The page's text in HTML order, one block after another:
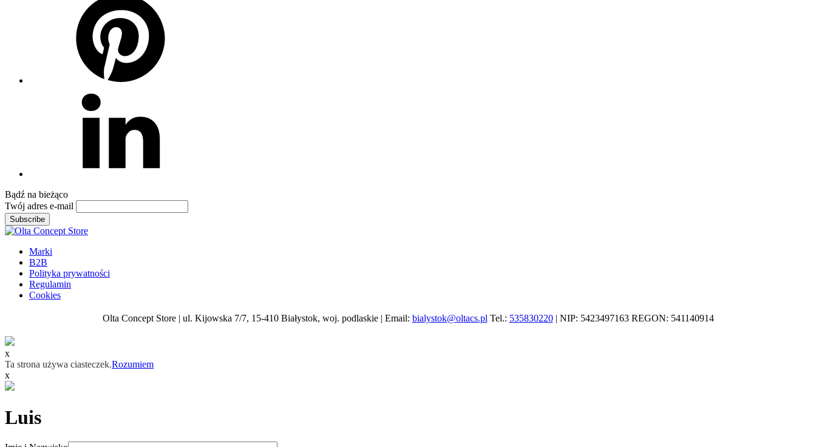
Bądź na bieżąco
Twój adres e-mail
Subscribe
Marki
B2B
Polityka prywatności
Regulamin
Cookies
Olta Concept Store | ul. Kijowska 7/7, 15-410 Białystok, woj. podlaskie | Email: bialystok@oltacs.pl Tel.: 535830220| NIP: 5423497163 REGON: 541140914
x
Ta strona używa ciasteczek.Rozumiem
x
Luis